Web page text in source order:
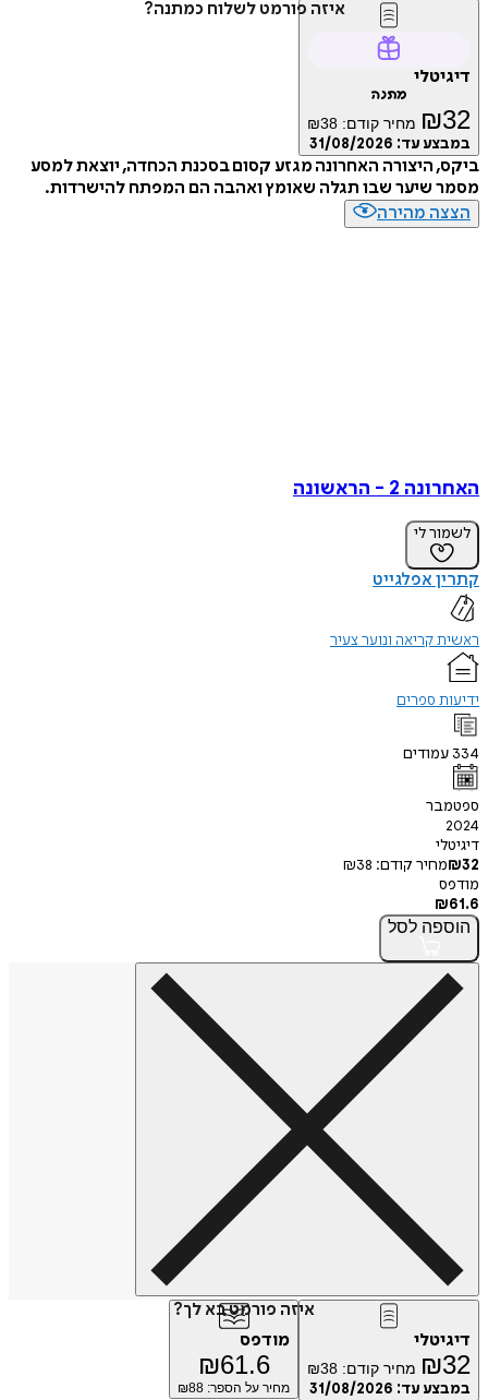
איזה פורמט לשלוח כמתנה?
₪ מחיר קודם: ₪38
עד:31/08/2026
היצורה האחרונה מגזע קסום בסכנת הכחדה, יוצאת למסע
שיער שבו תגלה שאומץ ואהבה הם המפתח להישרדות.
מהירה
- הראשונה
לי
אפלגייט
קריאה ונוער צעיר
ספרים
קודם:
₪38
לסל
איזה פורמט בא לך?
₪ מחיר קודם: ₪38
עד:31/08/2026
מודפס
₪61.6
מחיר על הספר: ₪88